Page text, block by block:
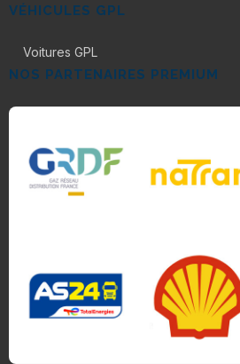
VÉHICULES GPL
Voitures GPL
NOS PARTENAIRES PREMIUM